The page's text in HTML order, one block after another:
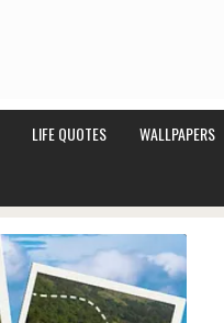
LIFE QUOTES WALLPAPERS